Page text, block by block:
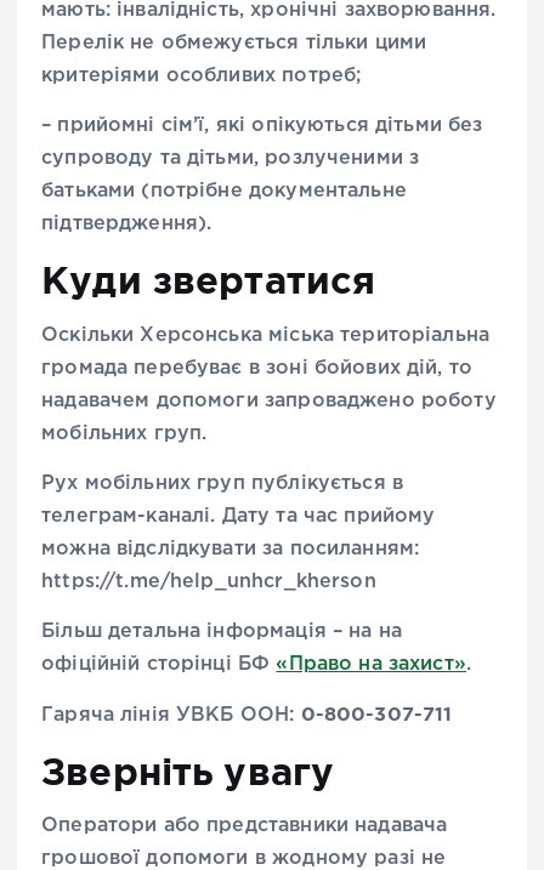
мають: інвалідність, хронічні захворювання.
Перелік не обмежується тільки цими
критеріями особливих потреб;
– прийомні сім’ї, які опікуються дітьми без
супроводу та дітьми, розлученими з
батьками (потрібне документальне
підтвердження).
Куди звертатися
Оскільки Херсонська міська територіальна
громада перебуває в зоні бойових дій, то
надавачем допомоги запроваджено роботу
мобільних груп.
Рух мобільних груп публікується в
телеграм-каналі. Дату та час прийому
можна відслідкувати за посиланням:
https://t.me/help_unhcr_kherson
Більш детальна інформація – на на
офіційній сторінці БФ«Право на захист».
Гаряча лінія УВКБ ООН: 0-800-307-711
Зверніть увагу
Оператори або представники надавача
грошової допомоги в жодному разі не